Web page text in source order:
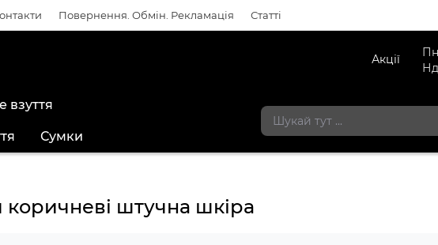
Повернення. Обмін. Рекламація Статті
Акції
взуття
Сумки
коричневі штучна шкіра